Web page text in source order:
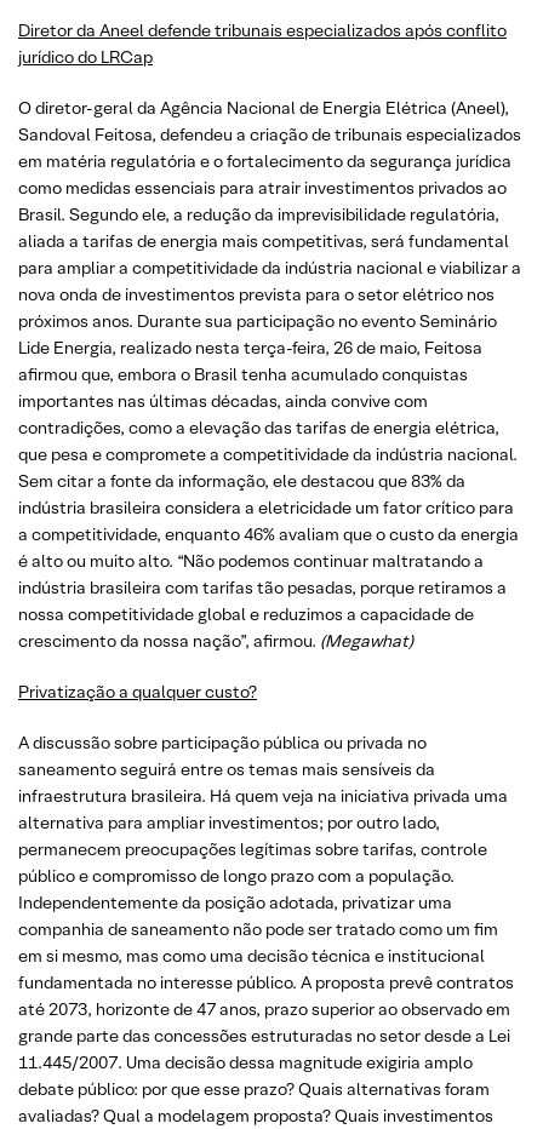
Diretor da Aneel defende tribunais especializados após conflito
jurídico do LRCap
O diretor-geral da Agência Nacional de Energia Elétrica (Aneel),
Sandoval Feitosa, defendeu a criação de tribunais especializados
em matéria regulatória e o fortalecimento da segurança jurídica
como medidas essenciais para atrair investimentos privados ao
Brasil. Segundo ele, a redução da imprevisibilidade regulatória,
aliada a tarifas de energia mais competitivas, será fundamental
para ampliar a competitividade da indústria nacional e viabilizar a
nova onda de investimentos prevista para o setor elétrico nos
próximos anos. Durante sua participação no evento Seminário
Lide Energia, realizado nesta terça-feira, 26 de maio, Feitosa
afirmou que, embora o Brasil tenha acumulado conquistas
importantes nas últimas décadas, ainda convive com
contradições, como a elevação das tarifas de energia elétrica,
que pesa e compromete a competitividade da indústria nacional.
Sem citar a fonte da informação, ele destacou que 83% da
indústria brasileira considera a eletricidade um fator crítico para
a competitividade, enquanto 46% avaliam que o custo da energia
é alto ou muito alto. “Não podemos continuar maltratando a
indústria brasileira com tarifas tão pesadas, porque retiramos a
nossa competitividade global e reduzimos a capacidade de
crescimento da nossa nação”, afirmou. (Megawhat)
Privatização a qualquer custo?
A discussão sobre participação pública ou privada no
saneamento seguirá entre os temas mais sensíveis da
infraestrutura brasileira. Há quem veja na iniciativa privada uma
alternativa para ampliar investimentos; por outro lado,
permanecem preocupações legítimas sobre tarifas, controle
público e compromisso de longo prazo com a população.
Independentemente da posição adotada, privatizar uma
companhia de saneamento não pode ser tratado como um fim
em si mesmo, mas como uma decisão técnica e institucional
fundamentada no interesse público. A proposta prevê contratos
até 2073, horizonte de 47 anos, prazo superior ao observado em
grande parte das concessões estruturadas no setor desde a Lei
11.445/2007. Uma decisão dessa magnitude exigiria amplo
debate público: por que esse prazo? Quais alternativas foram
avaliadas? Qual a modelagem proposta? Quais investimentos